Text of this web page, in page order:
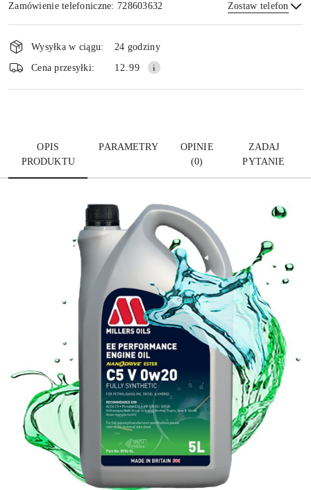
Zamówienie telefoniczne: 728603632 Zostaw telefon
Wyślij
Dostępność
i
dostawa
Wysyłka w ciągu:
24 godziny
Cena przesyłki:
12.99
OPIS
PRODUKTU
PARAMETRY
OPINIE
(0)
ZADAJ
PYTANIE